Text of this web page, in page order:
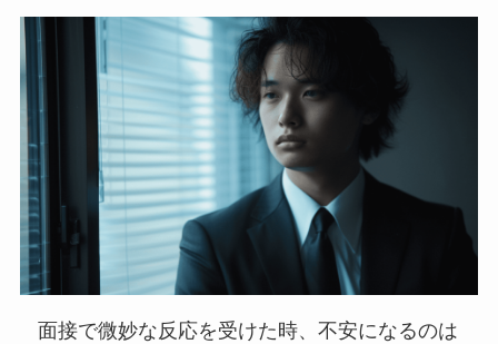
面接で微妙な反応を受けた時、不安になるのは